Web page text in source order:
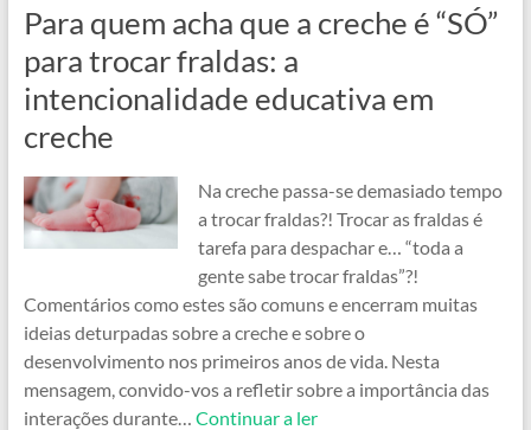
Para quem acha que a creche é “SÓ”
para trocar fraldas: a
intencionalidade educativa em
creche
Na creche passa-se demasiado tempo
a trocar fraldas?! Trocar as fraldas é
tarefa para despachar e… “toda a
gente sabe trocar fraldas”?!
Comentários como estes são comuns e encerram muitas
ideias deturpadas sobre a creche e sobre o
desenvolvimento nos primeiros anos de vida. Nesta
mensagem, convido-vos a refletir sobre a importância das
interações durante… Continuar a ler